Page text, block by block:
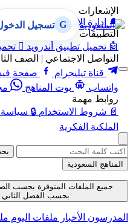
الإشعارات
🔔 إدارة الإشعارات
التطبيقات
🤖 تحميل تطبيق أندرويد 
التواصل الاجتماعي | الصف
قناة تيليجرام
صفحة
واتساب
بوت المناهج
روابط مهمة
📄 شروط الاستخدام 🔒
الملكية الفكرية
G تسجيل
المناهج السعودية
جميع الملفات المتوفرة بحسب
بحسب الفصل الثاني حتى
المدرسون الأخبار ملفات اليوم